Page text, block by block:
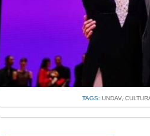
TAGS:UNDAV,